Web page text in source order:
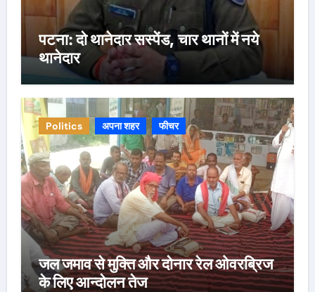
पटना: दो थानेदार सस्पेंड, चार थानों में नये
थानेदार
Politics अपना शहर फीचर
जल जमाव से मुक्ति और दोनार रेल ओवरब्रिज
के लिए आन्दोलन तेज